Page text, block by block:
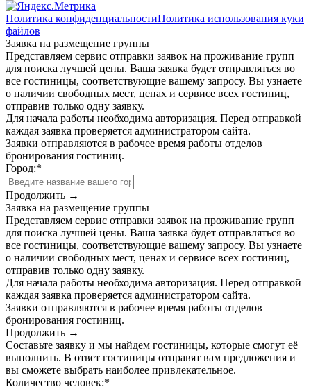
Политика конфиденциальностиПолитика использования куки
файлов
Заявка на размещение группы
Представляем сервис отправки заявок на проживание групп
для поиска лучшей цены. Ваша заявка будет отправляться во
все гостиницы, соответствующие вашему запросу. Вы узнаете
о наличии свободных мест, ценах и сервисе всех гостиниц,
отправив только одну заявку.
Для начала работы необходима авторизация. Перед отправкой
каждая заявка проверяется администратором сайта.
Заявки отправляются в рабочее время работы отделов
бронирования гостиниц.
Город:*
Продолжить →
Заявка на размещение группы
Представляем сервис отправки заявок на проживание групп
для поиска лучшей цены. Ваша заявка будет отправляться во
все гостиницы, соответствующие вашему запросу. Вы узнаете
о наличии свободных мест, ценах и сервисе всех гостиниц,
отправив только одну заявку.
Для начала работы необходима авторизация. Перед отправкой
каждая заявка проверяется администратором сайта.
Заявки отправляются в рабочее время работы отделов
бронирования гостиниц.
Продолжить →
Составьте заявку и мы найдем гостиницы, которые смогут её
выполнить. В ответ гостиницы отправят вам предложения и
вы сможете выбрать наиболее привлекательное.
Количество человек:*